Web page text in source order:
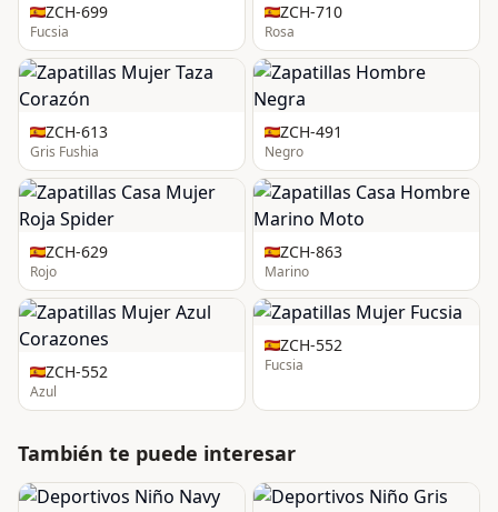
ZCH-699
Fucsia
ZCH-710
Rosa
ZCH-613
Gris Fushia
ZCH-491
Negro
ZCH-629
Rojo
ZCH-863
Marino
ZCH-552
Azul
ZCH-552
Fucsia
También te puede interesar